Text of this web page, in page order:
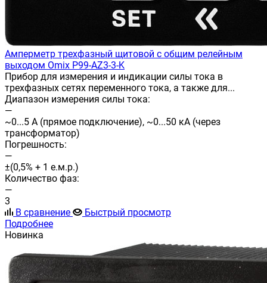
Амперметр трехфазный щитовой с общим релейным
выходом Omix P99-AZ3-3-K
Прибор для измерения и индикации силы тока в
трехфазных сетях переменного тока, а также для...
Диапазон измерения силы тока:
—
~0...5 А (прямое подключение), ~0...50 кА (через
трансформатор)
Погрешность:
—
±(0,5% + 1 е.м.р.)
Количество фаз:
—
3
В сравнение
Быстрый просмотр
Подробнее
Новинка